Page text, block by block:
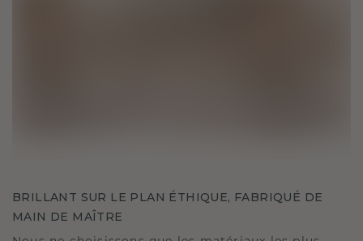
BRILLANT SUR LE PLAN ÉTHIQUE, FABRIQUÉ DE
MAIN DE MAÎTRE